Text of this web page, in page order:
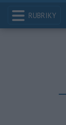
RUBRIKY